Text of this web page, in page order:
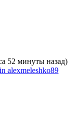
52 минуты назад)